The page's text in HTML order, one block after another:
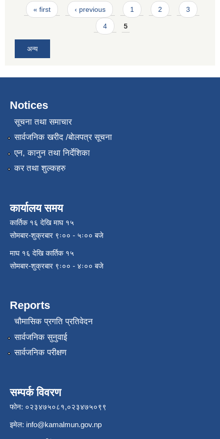
Pages
« first ‹ previous 1 2 3
4 5
अन्य
Notices
सूचना तथा समाचार
सार्वजनिक खरीद /बोलपत्र सूचना
एन, कानुन तथा निर्देशिका
कर तथा शुल्कहरु
कार्यालय समय
कार्तिक १६ देखि माघ १५
सोमबार-शुक्रबार ९ः०० - ५ः०० बजे
माघ १६ देखि कार्तिक १५
सोमबार-शुक्रबार ९ः०० - ४ः०० बजे
Reports
चौमासिक प्रगति प्रतिवेदन
सार्वजनिक सुनुवाई
सार्वजनिक परीक्षण
सम्पर्क विवरण
फोन: ०२३४७५०८१,०२३४७५०९९
इमेल: info@kamalmun.gov.np